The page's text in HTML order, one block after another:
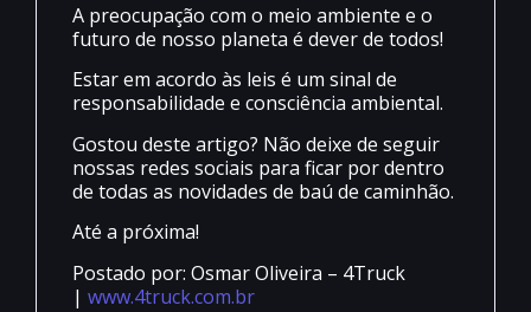
A preocupação com o meio ambiente e o
futuro de nosso planeta é dever de todos!
Estar em acordo às leis é um sinal de
responsabilidade e consciência ambiental.
Gostou deste artigo? Não deixe de seguir
nossas redes sociais para ficar por dentro
de todas as novidades de baú de caminhão.
Até a próxima!
Postado por: Osmar Oliveira – 4Truck
| www.4truck.com.br